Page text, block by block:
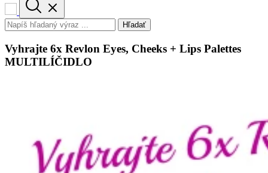
Hľadať
Vyhrajte 6x Revlon Eyes, Cheeks + Lips Palettes
MULTILÍČIDLO